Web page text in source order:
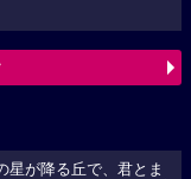
星が降る丘で、君とま